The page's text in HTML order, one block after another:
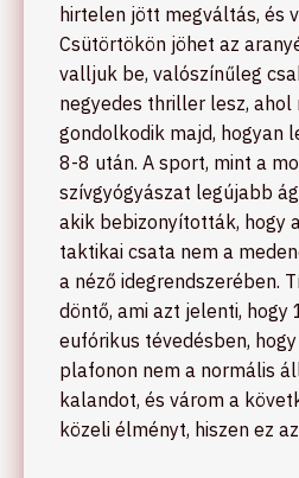
hirtelen jött megváltás, és
Csütörtökön jöhet az
valljuk be, valószínűleg
negyedes thriller lesz, ahol
gondolkodik majd, hogyan
8-8 után. A sport, mint a
szívgyógyászat legújabb
akik bebizonyították, hogy
taktikai csata nem a
a néző idegrendszerében.
döntő, ami azt jelenti, hogy
eufórikus tévedésben,
plafonon nem a normális
kalandot, és várom a
közeli élményt, hiszen ez